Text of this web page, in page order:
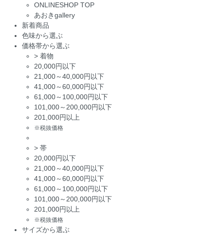
ONLINESHOP TOP
あおきgallery
新着商品
色味から選ぶ
価格帯から選ぶ
> 着物
20,000円以下
21,000～40,000円以下
41,000～60,000円以下
61,000～100,000円以下
101,000～200,000円以下
201,000円以上
※税抜価格
> 帯
20,000円以下
21,000～40,000円以下
41,000～60,000円以下
61,000～100,000円以下
101,000～200,000円以下
201,000円以上
※税抜価格
サイズから選ぶ